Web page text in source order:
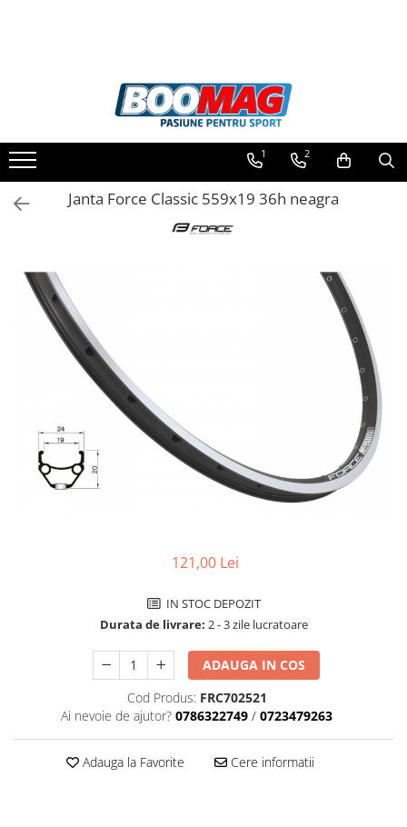
Biciclete copii
Biciclete dama
Biciclete mountain bike (MTB)
Biciclete de oras
Biciclete pliabile
Biciclete de trekking
Accesorii biciclete
Scaun bicicleta copii
Chei si scule bicicleta
Produse intretinere bicicleta
Accesorii biciclete copii
Claxon bicicleta
Bidoane si suporti bicicleta
Suport telefon bicicleta
Oglinzi bicicleta
1 2
Janta Force Classic 559x19 36h neagra
121,00 Lei
IN STOC DEPOZIT
Durata de livrare: 2 - 3 zile lucratoare
ADAUGA IN COS
Cod Produs: FRC702521
Ai nevoie de ajutor? 0786322749 / 0723479263
Adauga la Favorite Cere informatii